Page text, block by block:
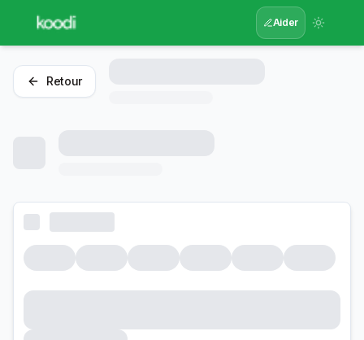
Aider
Retour